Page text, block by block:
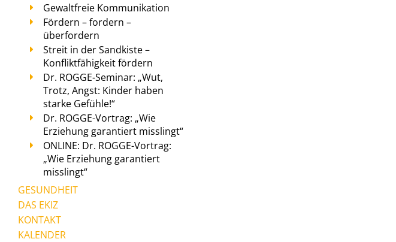
Gewaltfreie Kommunikation
Fördern – fordern –
überfordern
Streit in der Sandkiste –
Konfliktfähigkeit fördern
Dr. ROGGE-Seminar: „Wut,
Trotz, Angst: Kinder haben
starke Gefühle!“
Dr. ROGGE-Vortrag: „Wie
Erziehung garantiert misslingt“
ONLINE: Dr. ROGGE-Vortrag:
„Wie Erziehung garantiert
misslingt“
GESUNDHEIT
DAS EKIZ
KONTAKT
KALENDER